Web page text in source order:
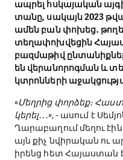
ապրել հսկայական
տանը, սակայն 2023
ամեն բան փոխեց․
տեղափոխվեցին
բազմաթիվ
են վերանորոգման և
կտրոնների
«Մեղրից փորձեք։
կերել․․․», - ասում է
Ղարաբաղում մեղու
այն քիչ նվիրական ու
իրենց հետ Հայաստան